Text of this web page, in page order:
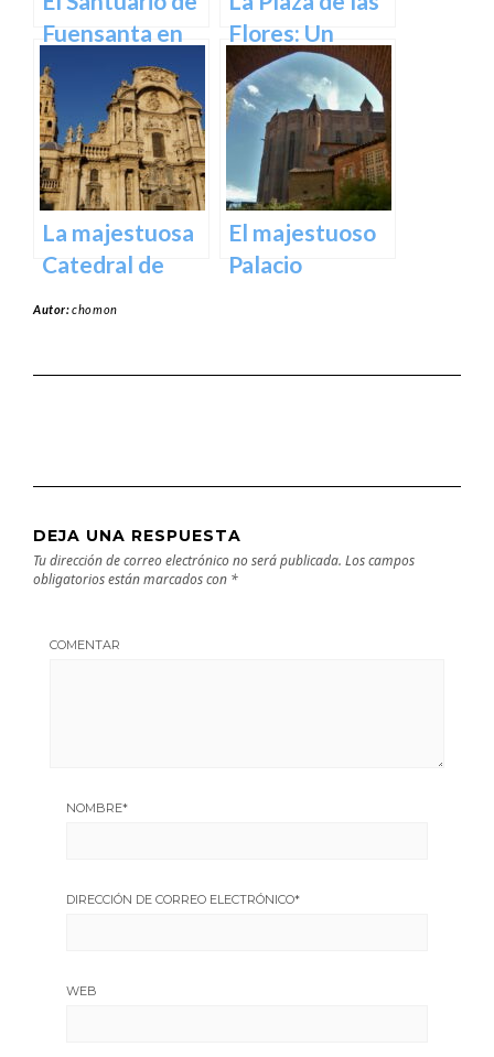
Fuensanta en
Murcia: Un
Lugar de
Devoción y
Belleza Natural
Flores: Un
Rincón de Color
en la Ciudad de
Murcia
La majestuosa
Catedral de
El majestuoso
Palacio
Autor:chomon
DEJA UNA RESPUESTA
Tu dirección de correo electrónico no será publicada. Los campos
obligatorios están marcados con *
COMENTAR
NOMBRE*
DIRECCIÓN DE CORREO ELECTRÓNICO*
WEB